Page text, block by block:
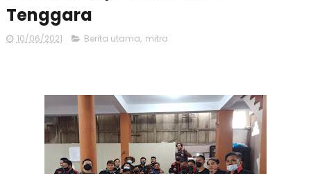
Tenggara
10/06/2021 Berita utama, mitra